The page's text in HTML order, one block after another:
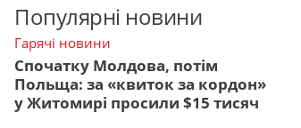
Популярні новини
Гарячі новини
Спочатку Молдова, потім
Польща: за «квиток за кордон»
у Житомирі просили $15 тисяч